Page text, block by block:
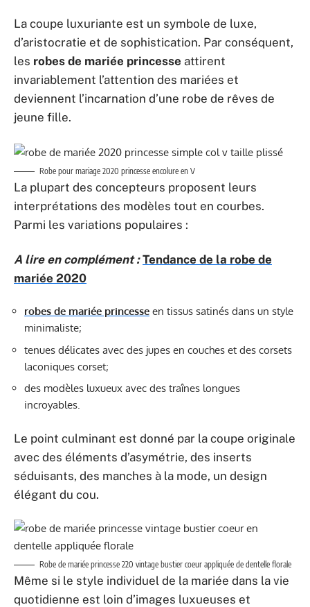
La coupe luxuriante est un symbole de luxe,
d’aristocratie et de sophistication. Par conséquent,
les robes de mariée princesse attirent
invariablement l’attention des mariées et
deviennent l’incarnation d’une robe de rêves de
jeune fille.
Robe pour mariage 2020 princesse encolure en V
La plupart des concepteurs proposent leurs
interprétations des modèles tout en courbes.
Parmi les variations populaires :
A lire en complément : Tendance de la robe de
mariée 2020
robes de mariée princesse en tissus satinés dans un style
minimaliste;
tenues délicates avec des jupes en couches et des corsets
laconiques corset;
des modèles luxueux avec des traînes longues
incroyables.
Le point culminant est donné par la coupe originale
avec des éléments d’asymétrie, des inserts
séduisants, des manches à la mode, un design
élégant du cou.
Robe de mariée princesse 220 vintage bustier coeur appliquée de dentelle florale
Même si le style individuel de la mariée dans la vie
quotidienne est loin d’images luxueuses et